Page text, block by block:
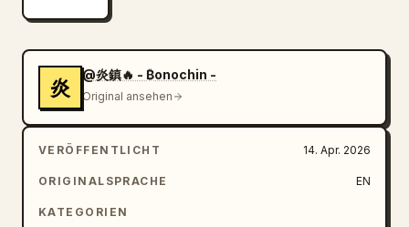
anpassen"},
anpassen"},
{"icon":"crop","label":"Komposition
beibehalten"}]},"bottom_banner":"lightbulb
icon with text"},
{"number":3,"title":"Fortgeschrittene
Anwendungsmöglichkeiten","list":
images","label":"Nutzung mehrerer Bilder"},
炎
@炎鎮🔥 - ₿onochin -
Original ansehen
VERÖFFENTLICHT 14. Apr. 2026
ORIGINALSPRACHE EN
KATEGORIEN